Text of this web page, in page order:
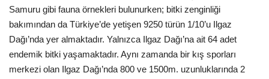
Samuru gibi fauna örnekleri bulunurken; bitki zenginliği
bakımından da Türkiye’de yetişen 9250 türün 1/10’u Ilgaz
Dağı’nda yer almaktadır. Yalnızca Ilgaz Dağı’na ait 64 adet
endemik bitki yaşamaktadır. Aynı zamanda bir kış sporları
merkezi olan Ilgaz Dağı’nda 800 ve 1500m. uzunluklarında 2